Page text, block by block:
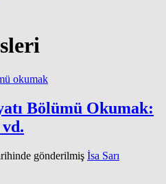
Bölümü Okumak:
gönderilmiş İsa Sarı